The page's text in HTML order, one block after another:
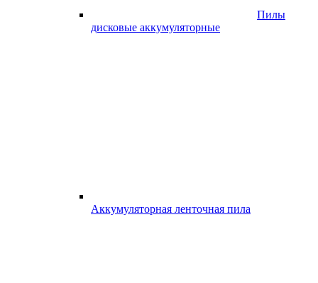
Пилы
дисковые аккумуляторные
Аккумуляторная ленточная пила